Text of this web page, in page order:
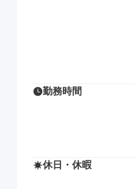
勤務時間
休日・休暇